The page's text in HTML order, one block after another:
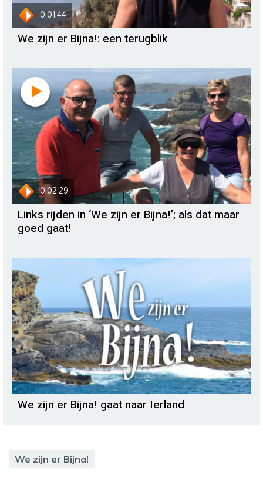
0:01:44
We zijn er Bijna!: een terugblik
0:02:29
Links rijden in ‘We zijn er Bijna!’; als dat maar
goed gaat!
We zijn er Bijna! gaat naar Ierland
We zijn er Bijna!